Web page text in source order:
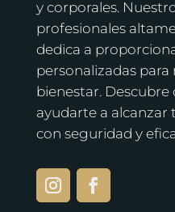
y corporales.
profesionales
dedica a
personalizadas para
bienestar.
ayudarte a alcanzar
con seguridad y